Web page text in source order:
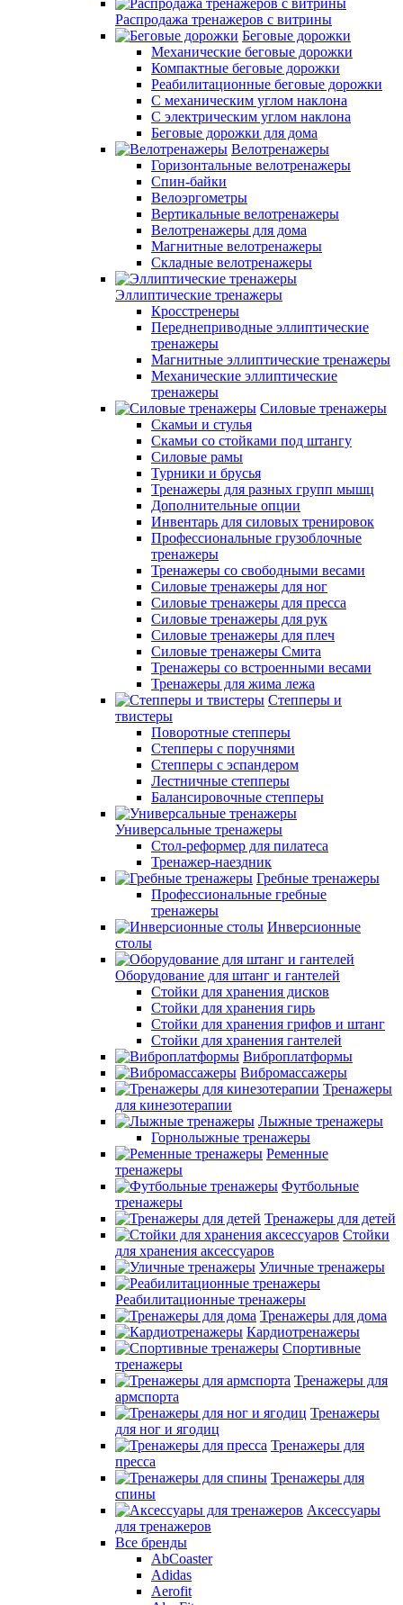
Распродажа тренажеров с витрины
Беговые дорожки
Механические беговые дорожки
Компактные беговые дорожки
Реабилитационные беговые дорожки
С механическим углом наклона
С электрическим углом наклона
Беговые дорожки для дома
Велотренажеры
Горизонтальные велотренажеры
Спин-байки
Велоэргометры
Вертикальные велотренажеры
Велотренажеры для дома
Магнитные велотренажеры
Складные велотренажеры
Эллиптические тренажеры
Кросстренеры
Переднеприводные эллиптические
тренажеры
Магнитные эллиптические тренажеры
Механические эллиптические
тренажеры
Силовые тренажеры
Скамьи и стулья
Скамьи со стойками под штангу
Силовые рамы
Турники и брусья
Тренажеры для разных групп мышц
Дополнительные опции
Инвентарь для силовых тренировок
Профессиональные грузоблочные
тренажеры
Тренажеры со свободными весами
Силовые тренажеры для ног
Силовые тренажеры для пресса
Силовые тренажеры для рук
Силовые тренажеры для плеч
Силовые тренажеры Смита
Тренажеры со встроенными весами
Тренажеры для жима лежа
Степперы и
твистеры
Поворотные степперы
Степперы с поручнями
Степперы с эспандером
Лестничные степперы
Балансировочные степперы
Универсальные тренажеры
Стол-реформер для пилатеса
Тренажер-наездник
Гребные тренажеры
Профессиональные гребные
тренажеры
Инверсионные
столы
Оборудование для штанг и гантелей
Стойки для хранения дисков
Стойки для хранения гирь
Стойки для хранения грифов и штанг
Стойки для хранения гантелей
Виброплатформы
Вибромассажеры
Тренажеры
для кинезотерапии
Лыжные тренажеры
Горнолыжные тренажеры
Ременные
тренажеры
Футбольные
тренажеры
Тренажеры для детей
Стойки
для хранения аксессуаров
Уличные тренажеры
Реабилитационные тренажеры
Тренажеры для дома
Кардиотренажеры
Спортивные
тренажеры
Тренажеры для
армспорта
Тренажеры
для ног и ягодиц
Тренажеры для
пресса
Тренажеры для
спины
Аксессуары
для тренажеров
Все бренды
AbCoaster
Adidas
Aerofit